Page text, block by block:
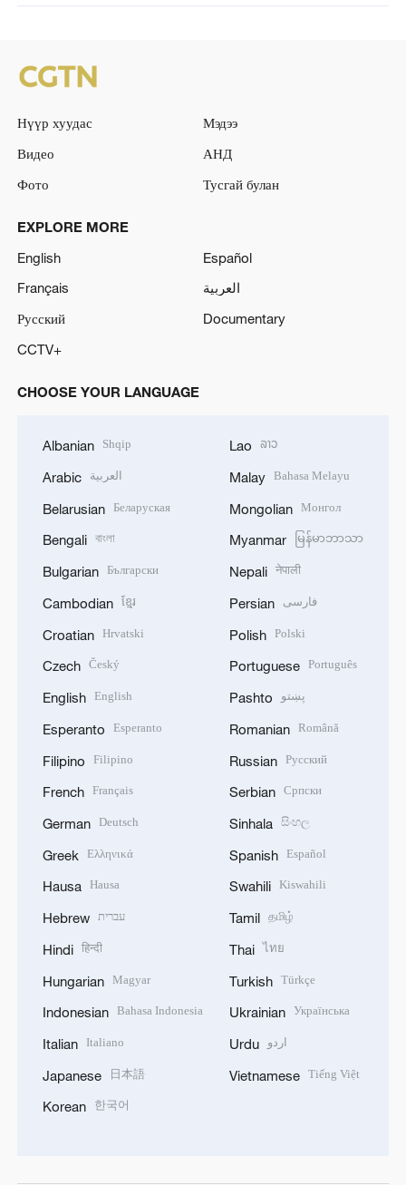
Нүүр хуудас
Мэдээ
Видео
АНД
Фото
Тусгай булан
EXPLORE MORE
English
Español
Français
العربية
Русский
Documentary
CCTV+
CHOOSE YOUR LANGUAGE
Albanian Shqip
Arabic العربية
Belarusian Беларуская
Bengali বাংলা
Bulgarian Български
Cambodian ខ្មែរ
Croatian Hrvatski
Czech Český
English English
Esperanto Esperanto
Filipino Filipino
French Français
German Deutsch
Greek Ελληνικά
Hausa Hausa
Hebrew עברית
Hindi हिन्दी
Hungarian Magyar
Indonesian Bahasa Indonesia
Italian Italiano
Japanese 日本語
Korean 한국어
Lao ລາວ
Malay Bahasa Melayu
Mongolian Монгол
Myanmar မြန်မာဘာသာ
Nepali नेपाली
Persian فارسی
Polish Polski
Portuguese Português
Pashto پښتو
Romanian Română
Russian Русский
Serbian Српски
Sinhala සිංහල
Spanish Español
Swahili Kiswahili
Tamil தமிழ்
Thai ไทย
Turkish Türkçe
Ukrainian Українська
Urdu اردو
Vietnamese Tiếng Việt